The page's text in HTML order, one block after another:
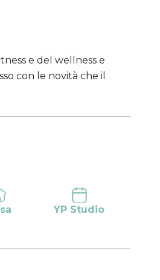
e del wellness e
con le novità che il
YP Studio